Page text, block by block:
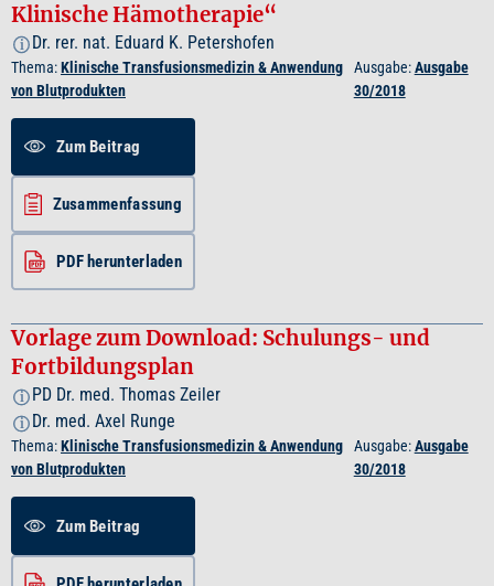
Klinische Hämotherapie“
i Dr. rer. nat. Eduard K. Petershofen
Thema:Klinische Transfusionsmedizin & Anwendung
von Blutprodukten
Ausgabe:Ausgabe
30/2018
Zum Beitrag
Zusammenfassung
PDF herunterladen
Vorlage zum Download: Schulungs- und
Fortbildungsplan
i PD Dr. med. Thomas Zeiler
i Dr. med. Axel Runge
Thema:Klinische Transfusionsmedizin & Anwendung
von Blutprodukten
Ausgabe:Ausgabe
30/2018
Zum Beitrag